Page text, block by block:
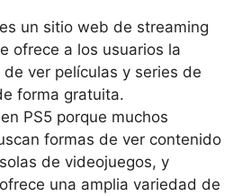
un ⁢sitio ‍web de‍ streaming
ofrece a los usuarios ⁤la
ver películas y series de
forma gratuita.
PS5 porque muchos
⁣formas de ver contenido
de videojuegos, y
una ⁤amplia ​variedad ⁤de